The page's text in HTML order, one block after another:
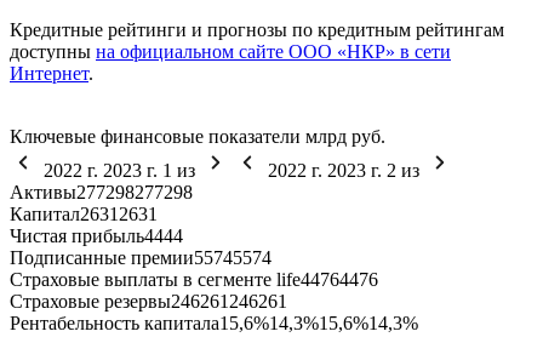
Кредитные рейтинги и прогнозы по кредитным рейтингам
доступны на официальном сайте ООО «НКР» в сети
Интернет.
Ключевые финансовые показатели млрд руб.
2022 г. 2023 г. 1 из 2022 г. 2023 г. 2 из
Активы277298277298
Капитал2631 2631
Чистая прибыль4444
Подписанные премии55745574
Страховые выплаты в сегменте life44764476
Страховые резервы246261 246261
Рентабельность капитала15,6%14,3%15,6%14,3%